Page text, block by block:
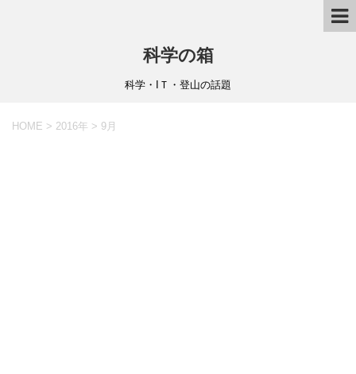
科学の箱
科学・IＴ・登山の話題
HOME > 2016年 > 9月